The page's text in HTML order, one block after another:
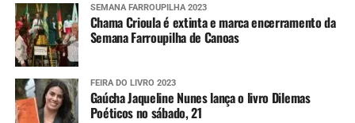
SEMANA FARROUPILHA 2023
Chama Crioula é extinta e marca encerramento da
Semana Farroupilha de Canoas
FEIRA DO LIVRO 2023
Gaúcha Jaqueline Nunes lança o livro Dilemas
Poéticos no sábado, 21